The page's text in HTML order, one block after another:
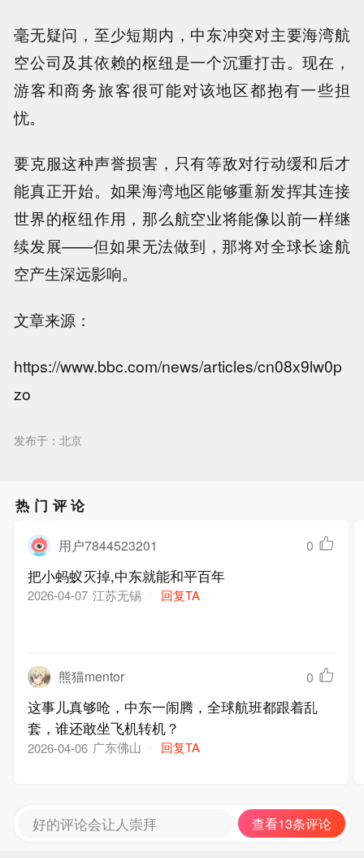
毫无疑问，至少短期内，中东冲突对主要海湾航
空公司及其依赖的枢纽是一个沉重打击。现在，
游客和商务旅客很可能对该地区都抱有一些担
忧。
要克服这种声誉损害，只有等敌对行动缓和后才
能真正开始。如果海湾地区能够重新发挥其连接
世界的枢纽作用，那么航空业将能像以前一样继
续发展——但如果无法做到，那将对全球长途航
空产生深远影响。
文章来源：
https://www.bbc.com/news/articles/cn08x9lw0p
zo
发布于：北京
热门评论
用户7844523201 0
把小蚂蚁灭掉,中东就能和平百年
2026-04-07 江苏无锡 回复TA
熊猫mentor 0
这事儿真够呛，中东一闹腾，全球航班都跟着乱
套，谁还敢坐飞机转机？
2026-04-06 广东佛山 回复TA
好的评论会让人崇拜 查看13条评论